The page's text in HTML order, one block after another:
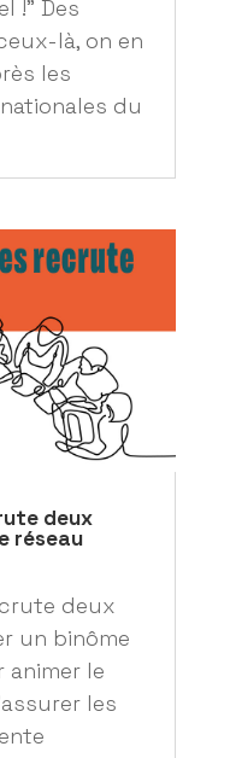
!" Des
là, on en
les
du
deux
réseau
deux
un binôme
animer le
les